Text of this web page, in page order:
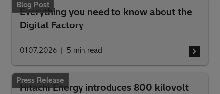
Blog Post
Everything you need to know about the
Digital Factory
01.07.2026 5 min read
Press Release
Hitachi Energy introduces 800 kilovolt